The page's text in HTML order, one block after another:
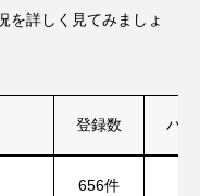
を詳しく見てみましょ
登録数 パー
656件